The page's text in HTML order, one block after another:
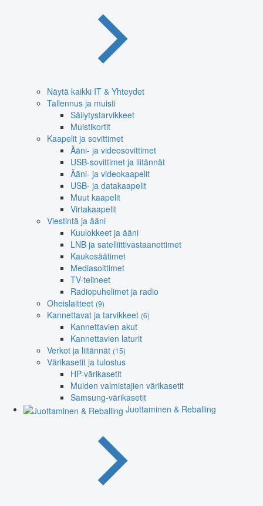
Näytä kaikki IT & Yhteydet
Tallennus ja muisti
Säilytystarvikkeet
Muistikortit
Kaapelit ja sovittimet
Ääni- ja videosovittimet
USB-sovittimet ja liitännät
Ääni- ja videokaapelit
USB- ja datakaapelit
Muut kaapelit
Virtakaapelit
Viestintä ja ääni
Kuulokkeet ja ääni
LNB ja satelliittivastaanottimet
Kaukosäätimet
Mediasoittimet
TV-telineet
Radiopuhelimet ja radio
Oheislaitteet (9)
Kannettavat ja tarvikkeet (6)
Kannettavien akut
Kannettavien laturit
Verkot ja liitännät (15)
Värikasetit ja tulostus
HP-värikasetit
Muiden valmistajien värikasetit
Samsung-värikasetit
Juottaminen & Reballing